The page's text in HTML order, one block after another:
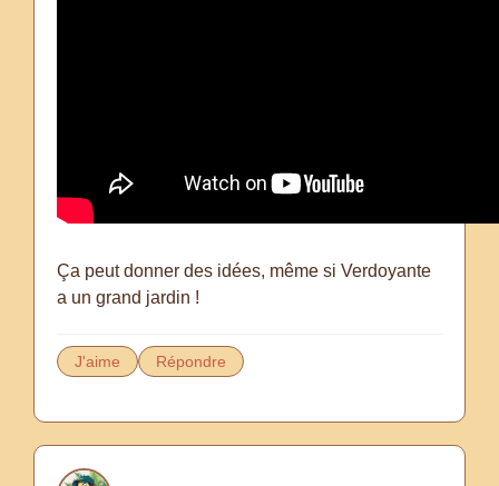
Ça peut donner des idées, même si Verdoyante
a un grand jardin !
J'aime Répondre